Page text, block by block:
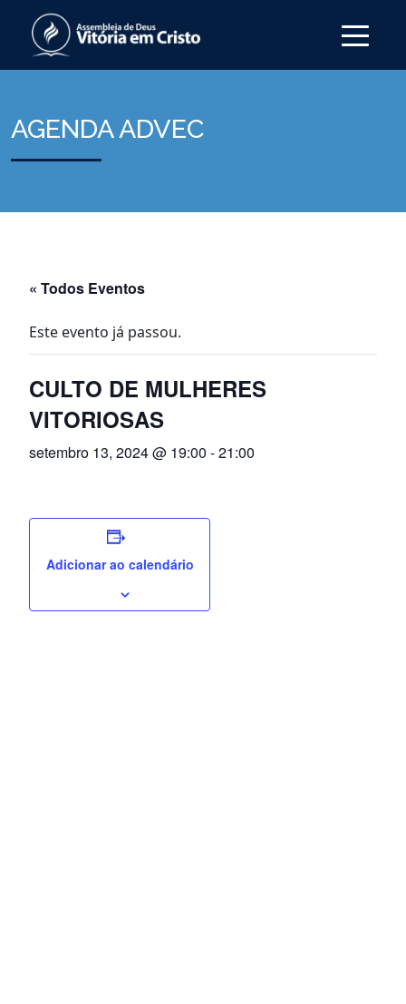
AGENDA ADVEC
« Todos Eventos
Este evento já passou.
CULTO DE MULHERES
VITORIOSAS
setembro 13, 2024 @ 19:00 -21:00
Adicionar ao calendário